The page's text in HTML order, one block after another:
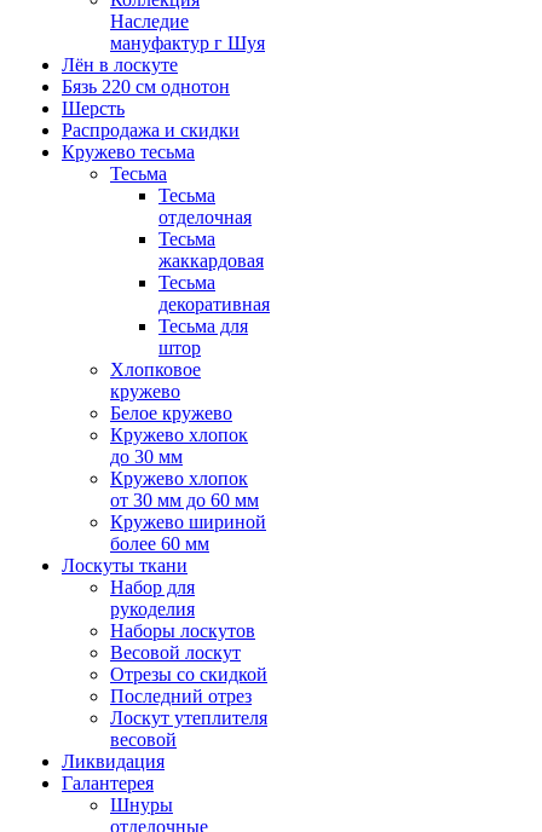
Наследие
мануфактур г Шуя
Лён в лоскуте
Бязь 220 см однотон
Шерсть
Распродажа и скидки
Кружево тесьма
Тесьма
Тесьма
отделочная
Тесьма
жаккардовая
Тесьма
декоративная
Тесьма для
штор
Хлопковое
кружево
Белое кружево
Кружево хлопок
до 30 мм
Кружево хлопок
от 30 мм до 60 мм
Кружево шириной
более 60 мм
Лоскуты ткани
Набор для
рукоделия
Наборы лоскутов
Весовой лоскут
Отрезы со скидкой
Последний отрез
Лоскут утеплителя
весовой
Ликвидация
Галантерея
Шнуры
отделочные